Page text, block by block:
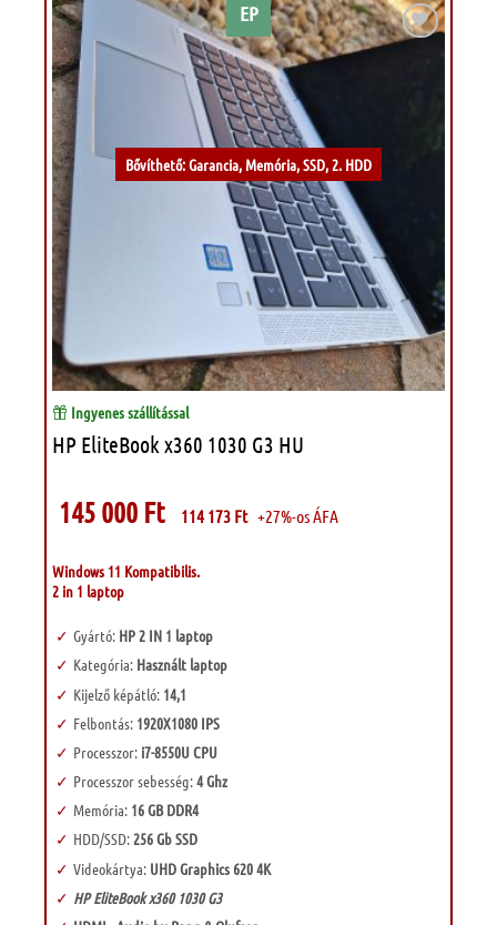
EP
Bővíthető: Garancia, Memória, SSD, 2. HDD
Kívánságlistához
Ingyenes szállítással
HP EliteBook x360 1030 G3 HU
145 000 Ft 114 173 Ft +27%-os ÁFA
Windows 11 Kompatibilis.
2 in 1 laptop
Gyártó: HP 2 IN 1 laptop
Kategória: Használt laptop
Kijelző képátló: 14,1
Felbontás: 1920X1080 IPS
Processzor:i7-8550U CPU
Processzor sebesség:4 Ghz
Memória:16 GB DDR4
HDD/SSD:256 Gb SSD
Videokártya: UHD Graphics 620 4K
HP EliteBook x360 1030 G3